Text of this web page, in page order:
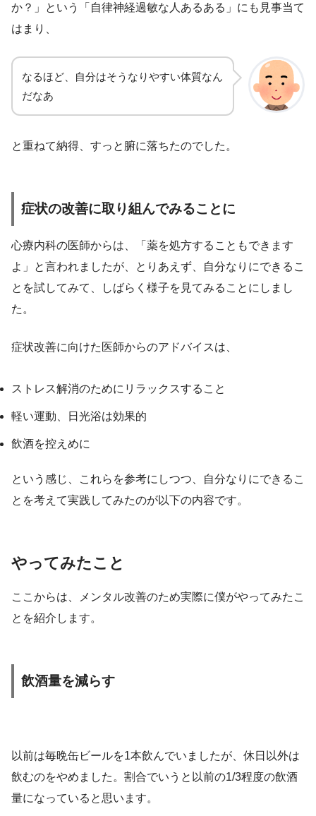
か？」という「自律神経過敏な人あるある」にも見事当て
はまり、
なるほど、自分はそうなりやすい体質なん
だなあ
と重ねて納得、すっと腑に落ちたのでした。
症状の改善に取り組んでみることに
心療内科の医師からは、「薬を処方することもできます
よ」と言われましたが、とりあえず、自分なりにできるこ
とを試してみて、しばらく様子を見てみることにしまし
た。
症状改善に向けた医師からのアドバイスは、
ストレス解消のためにリラックスすること
軽い運動、日光浴は効果的
飲酒を控えめに
という感じ、これらを参考にしつつ、自分なりにできるこ
とを考えて実践してみたのが以下の内容です。
やってみたこと
ここからは、メンタル改善のため実際に僕がやってみたこ
とを紹介します。
飲酒量を減らす
以前は毎晩缶ビールを1本飲んでいましたが、休日以外は
飲むのをやめました。割合でいうと以前の1/3程度の飲酒
量になっていると思います。